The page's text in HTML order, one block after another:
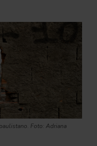
Foto: Adriana